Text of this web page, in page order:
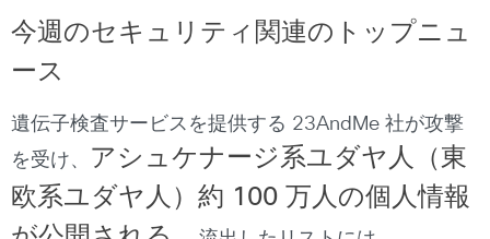
今週のセキュリティ関連のトップニュ
ース
遺伝子検査サービスを提供する 23AndMe 社が攻撃
を受け、
アシュケナージ系ユダヤ人（東
欧系ユダヤ人）約 100 万人の個人情報